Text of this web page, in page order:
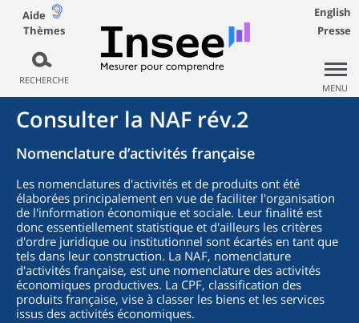
Aide
Thèmes
RECHERCHE
English
Presse
MENU
Consulter la NAF rév.2
Nomenclature d’activités française
Les nomenclatures d'activités et de produits ont été
élaborées principalement en vue de faciliter l'organisation
de l'information économique et sociale. Leur finalité est
donc essentiellement statistique et d'ailleurs les critères
d'ordre juridique ou institutionnel sont écartés en tant que
tels dans leur construction. La NAF, nomenclature
d'activités française, est une nomenclature des activités
économiques productives. La CPF, classification des
produits française, vise à classer les biens et les services
issus des activités économiques.